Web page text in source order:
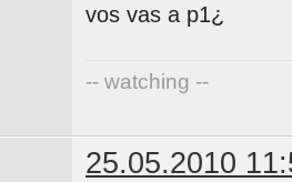
vos vas a p1¿
-- watching --
25.05.2010